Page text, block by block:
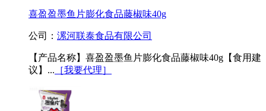
喜盈盈墨鱼片膨化食品藤椒味40g
公司： 漯河联泰食品有限公司
【产品名称】喜盈盈墨鱼片膨化食品藤椒味40g【食用建
议】... ［我要代理］